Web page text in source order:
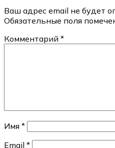
Ваш адрес email не будет
Обязательные поля
Комментарий *
Имя *
Email *